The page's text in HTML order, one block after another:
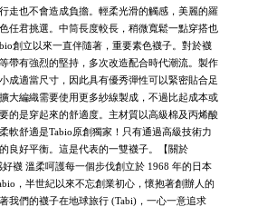
走也不會造成負擔。輕柔光滑的觸感，美麗的羅
任君挑選。中筒長度較長，稍微寬鬆一點穿搭也
創立以來一直伴隨著，重要素色襪子。對於襪
帶有強烈的堅持，多次改造配合時代潮流。製作
成適當尺寸，因此具有優秀彈性可以緊密貼合足
大編織需要使用更多紗線製成，不過比起成本或
的是穿起來的舒適度。主材質以高級棉及丙烯酸
軟舒適是Tabio原創獨家！只有通過高級技術力
良好平衡。這是代表的一雙襪子。【關於
好襪 溫柔呵護每一個步伐創立於 1968 年的日本
，半世紀以來不忘創業初心，懷抱著創辦人的
我們的襪子在地球旅行 (Tabi)，一心一意追求